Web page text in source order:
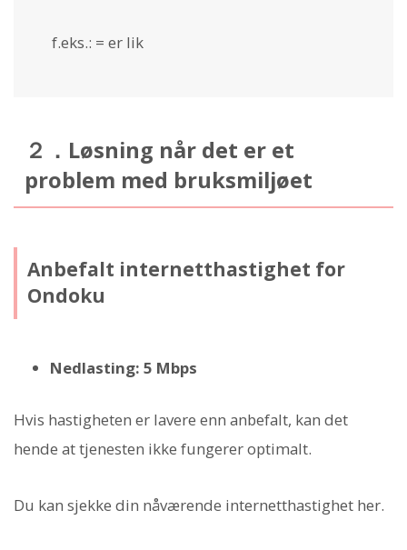
f.eks.: = er lik
２．Løsning når det er et
problem med bruksmiljøet
Anbefalt internetthastighet for
Ondoku
Nedlasting: 5 Mbps
Hvis hastigheten er lavere enn anbefalt, kan det
hende at tjenesten ikke fungerer optimalt.
Du kan sjekke din nåværende internetthastighet her.